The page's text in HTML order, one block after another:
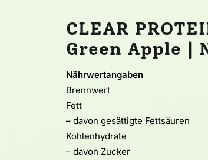
CLEAR
Green Apple |
Nährwertangaben
Brennwert
Fett
– davon gesättigte Fettsäuren
Kohlenhydrate
– davon Zucker